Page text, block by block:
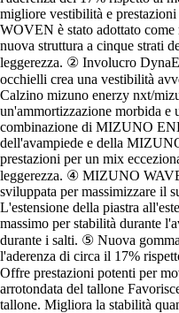
migliore vestibilità e
WOVEN è stato adottato
nuova struttura a cinque strati
leggerezza. ② Involucro
occhielli crea una vestibilità
Calzino mizuno enerzy nxt/
un'ammortizzazione morbida e
combinazione di MIZUNO
dell'avampiede e della
prestazioni per un mix
leggerezza. ④ MIZUNO
sviluppata per massimizzare il
L'estensione della piastra
massimo per stabilità durante
durante i salti. ⑤ Nuova
l'aderenza di circa il 17%
Offre prestazioni potenti per
arrotondata del tallone
tallone. Migliora la stabilità